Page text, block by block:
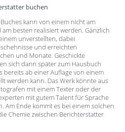
buchen
kann von einem nicht am
besten realisiert werden. Gänzlich
unverstellten, dabei
und erreichten
und Monate. Geschickte
sich dann später zum Hausbuch
bereits ab einer Auflage von einem
werden kann. Das Werk könnte aus
mit einem Texter oder der
mit gutem Talent für Sprache
Am Ende kommt es bei einem solchen
Chemie zwischen Berichterstatter